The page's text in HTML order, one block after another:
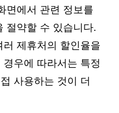
면에서 관련 정보를
절약할 수 있습니다.
제휴처의 할인율을
우에 따라서는 특정
사용하는 것이 더